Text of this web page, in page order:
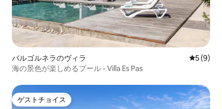
バルゴルネラのヴィラ レビュー
5 (9)
海の景色が楽しめるプール - Villa Es Pas
ゲストチョイス
ゲストチョイス